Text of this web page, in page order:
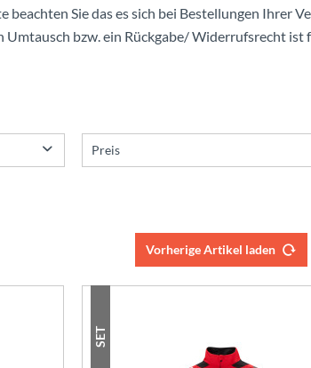
beachten Sie das es sich bei Bestellungen Ihrer
bzw. ein Rückgabe/ Widerrufsrecht ist
Preis
Vorherige Artikel laden
SET